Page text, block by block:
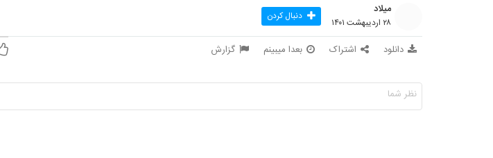
میلاد
۲۸ اردیبهشت ۱۴۰۱ دنبال کردن
دانلود اشتراک بعدا میبینم گزارش